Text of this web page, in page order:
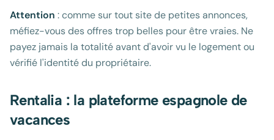
Attention : comme sur tout site de petites annonces,
méfiez-vous des offres trop belles pour être vraies. Ne
payez jamais la totalité avant d'avoir vu le logement ou
vérifié l'identité du propriétaire.
Rentalia : la plateforme espagnole de
vacances